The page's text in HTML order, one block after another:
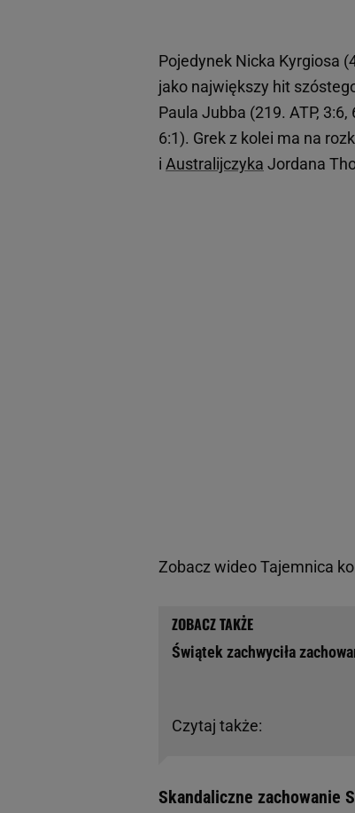
Pojedynek Nicka Kyrgiosa
jako największy hit
Paula Jubba (219. ATP, 3:6,
6:1). Grek z kolei ma na
i Australijczyka Jordana
Zobacz wideoTajemnica
Czytaj także:
Świątek zachwyciła
Skandaliczne zachowanie